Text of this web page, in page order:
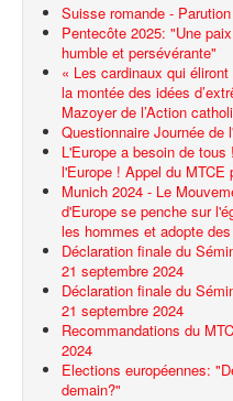
Suisse romande -
Pentecôte 2025: "Une
humble et persévérante"
« Les cardinaux qui
la montée des idées
Mazoyer de l’Action
Questionnaire Journée de
L'Europe a besoin de
l'Europe ! Appel du MTCE
Munich 2024 - Le
d'Europe se penche sur
les hommes et adopte
Déclaration finale du
21 septembre 2024
Déclaration finale du
21 septembre 2024
Recommandations du
2024
Elections européennes:
demain?"